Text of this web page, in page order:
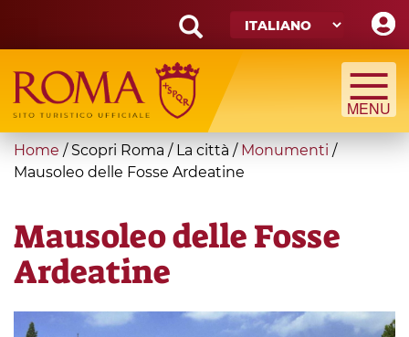
main
content
Search
form
Cerca
You
are
Home / Scopri Roma / La città / Monumenti /
Mausoleo delle Fosse Ardeatine
Mausoleo delle Fosse
Ardeatine